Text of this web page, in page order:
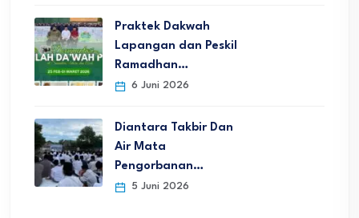
Praktek Dakwah
Lapangan dan Peskil
Ramadhan…
6 Juni 2026
Diantara Takbir Dan
Air Mata
Pengorbanan…
5 Juni 2026